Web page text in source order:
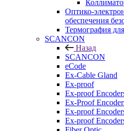
Оптико-
обеспечения
Термография
SCANCON
Назад
SCANCON
eCode
Ex-Cable Gland
Ex-proof
Ex-proof
Ex-Proof
Ex-proof
Ex-proof